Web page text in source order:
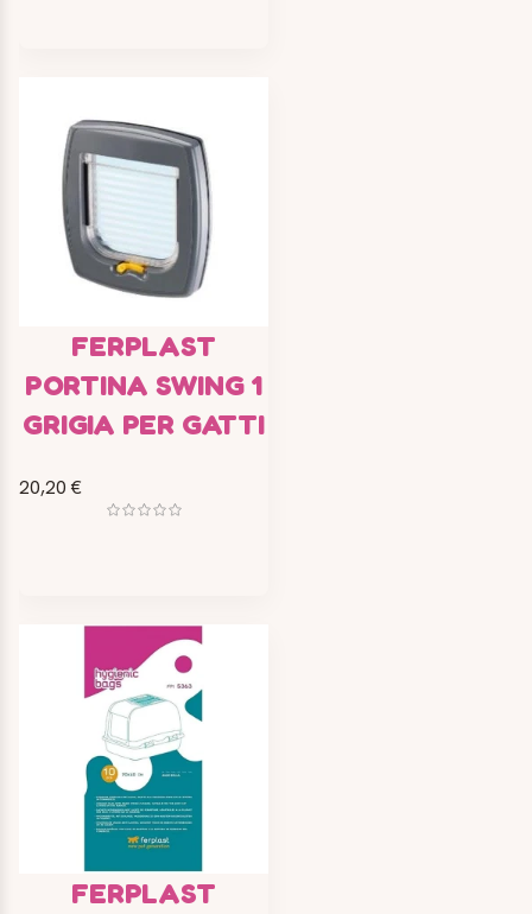
FERPLAST
PORTINA SWING 1
GRIGIA PER GATTI
20,20 €
FERPLAST